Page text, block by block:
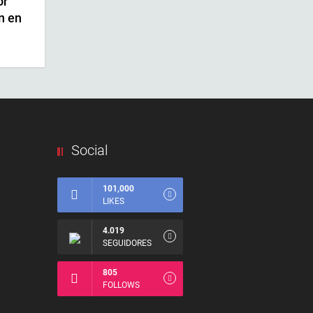
en
Social
101,000
LIKES
4.019
SEGUIDORES
805
FOLLOWS